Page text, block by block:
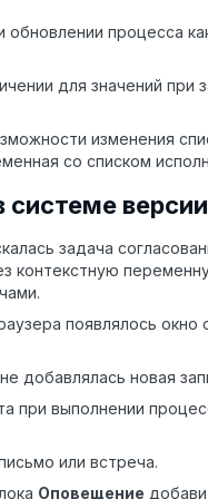
процесса
для значений при
изменения
со списком
задача
контекстную
появлялось окно
добавлялась новая
при выполнении
или встреча.
Оповещение